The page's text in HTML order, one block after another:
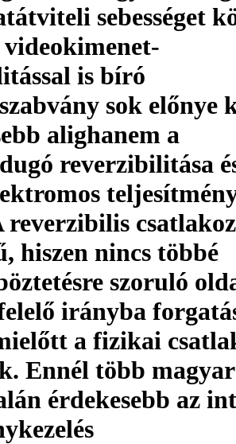
sebességet
is bíró
sok előnye
alighanem a
reverzibilitása
reverzibilis
hiszen nincs többé
szoruló
irányba
a fizikai
Ennél több
érdekesebb az